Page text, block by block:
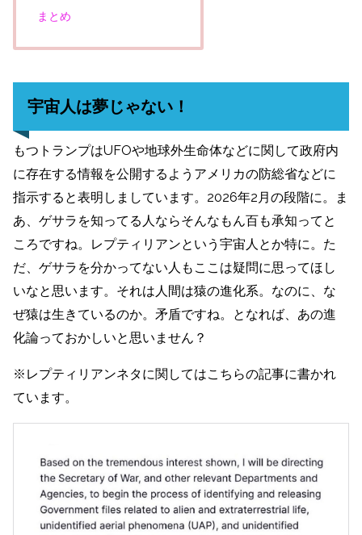
まとめ
宇宙人は夢じゃない！
もつトランプはUFOや地球外生命体などに関して政府内
に存在する情報を公開するようアメリカの防総省などに
指示すると表明しましています。2026年2月の段階に。ま
あ、ゲサラを知ってる人ならそんなもん百も承知ってと
ころですね。レプティリアンという宇宙人とか特に。た
だ、ゲサラを分かってない人もここは疑問に思ってほし
いなと思います。それは人間は猿の進化系。なのに、な
ぜ猿は生きているのか。矛盾ですね。となれば、あの進
化論っておかしいと思いません？
※レプティリアンネタに関してはこちらの記事に書かれ
ています。